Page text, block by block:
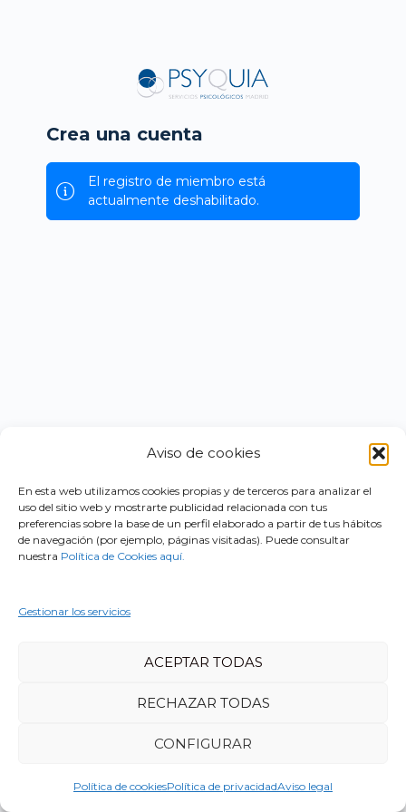
Aviso de cookies
En esta web utilizamos cookies propias y de terceros para analizar el
uso del sitio web y mostrarte publicidad relacionada con tus
preferencias sobre la base de un perfil elaborado a partir de tus hábitos
de navegación (por ejemplo, páginas visitadas). Puede consultar
nuestra Política de Cookies aquí.
Gestionar los servicios
ACEPTAR TODAS
RECHAZAR TODAS
CONFIGURAR
Política de cookiesPolítica de privacidadAviso legal
Crea una cuenta
El registro de miembro está
actualmente deshabilitado.